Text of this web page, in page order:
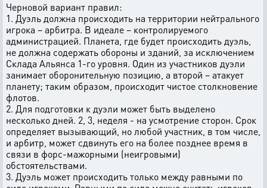
Черновой вариант правил:
1. Дуэль должна происходить на территории нейтрального
игрока – арбитра. В идеале – контролируемого
администрацией. Планета, где будет происходить дуэль,
не должна содержать обороны и зданий, за исключением
Склада Альянса 1-го уровня. Один из участников дуэли
занимает оборонительную позицию, а второй – атакует
планету; таким образом, происходит чистое столкновение
флотов.
2. Для подготовки к дуэли может быть выделено
несколько дней. 2, 3, неделя - на усмотрение сторон. Срок
определяет вызывающий, но любой участник, в том числе,
и арбитр, может сдвинуть его на более позднее время в
связи в форс-мажорными (неигровыми)
обстоятельствами.
3. Дуэль может происходить только между равными по